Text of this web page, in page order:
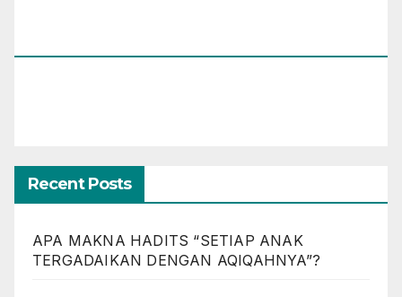
Recent Posts
APA MAKNA HADITS “SETIAP ANAK
TERGADAIKAN DENGAN AQIQAHNYA”?